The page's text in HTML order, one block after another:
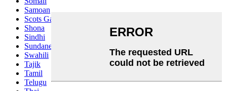
Samoan
Scots Gaelic
Shona
Sindhi
Sundanese
Swahili
Tajik
Tamil
Telugu